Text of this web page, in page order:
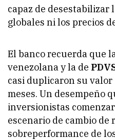
capaz de desestabilizar
globales ni los precios
El banco recuerda que
venezolana y la de
casi duplicaron su
meses. Un desempeño
inversionistas
escenario de cambio de
sobreperformance de